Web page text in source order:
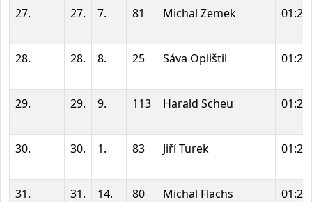
27. 27. 7. 81 Michal Zemek
28. 28. 8. 25 Sáva Oplištil
29. 29. 9. 113 Harald Scheu
30. 30. 1. 83 Jiří Turek
31. 31. 14. 80 Michal Flachs